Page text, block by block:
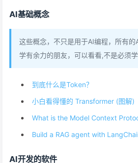
AI基础概念
这些概念，不只是用于AI编程，所有的
学有余力的朋友，可以看看,不是必须学
到底什么是Token？
小白看得懂的 Transformer (图解)
What is the Model Context
Build a RAG agent with
AI开发的软件